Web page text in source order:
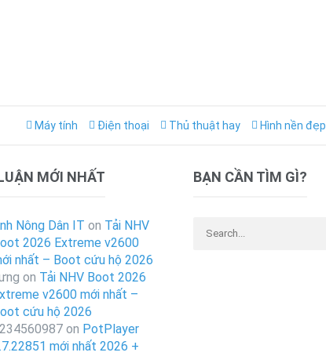
Máy tính Điện thoại Thủ thuật hay Hình nền đẹp
MỚI NHẤT
Nông Dân IT on Tải NHV
2026 Extreme v2600
nhất – Boot cứu hộ 2026
on Tải NHV Boot 2026
v2600 mới nhất –
cứu hộ 2026
on PotPlayer
mới nhất 2026 +
BẠN CẦN TÌM GÌ?